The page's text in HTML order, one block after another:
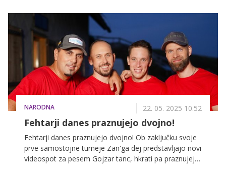
NARODNA 22. 05. 2025 10.52
Fehtarji danes praznujejo dvojno!
Fehtarji danes praznujejo dvojno! Ob zaključku svoje
prve samostojne turneje Zan'ga dej predstavljajo novi
videospot za pesem Gojzar tanc, hkrati pa praznujejo